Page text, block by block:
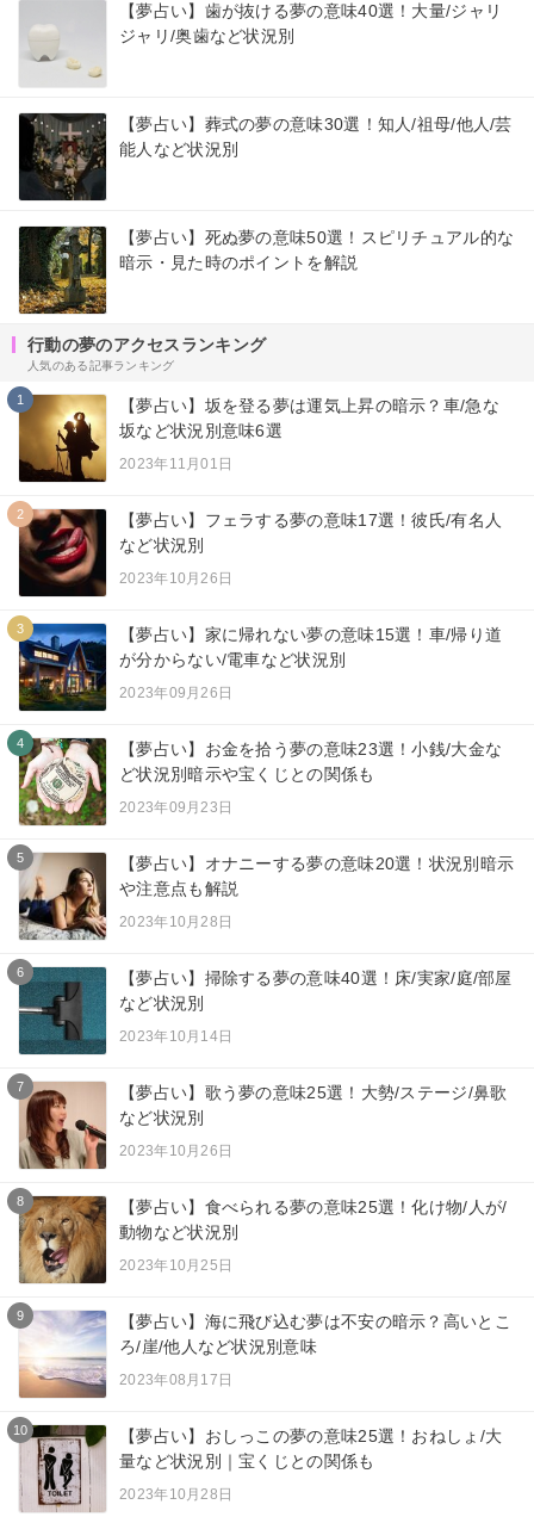
【夢占い】歯が抜ける夢の意味40選！大量/ジャリ
ジャリ/奥歯など状況別
【夢占い】葬式の夢の意味30選！知人/祖母/他人/芸
能人など状況別
【夢占い】死ぬ夢の意味50選！スピリチュアル的な
暗示・見た時のポイントを解説
行動の夢のアクセスランキング
人気のある記事ランキング
1
【夢占い】坂を登る夢は運気上昇の暗示？車/急な
坂など状況別意味6選
2023年11月01日
2
【夢占い】フェラする夢の意味17選！彼氏/有名人
など状況別
2023年10月26日
3
【夢占い】家に帰れない夢の意味15選！車/帰り道
が分からない/電車など状況別
2023年09月26日
4
【夢占い】お金を拾う夢の意味23選！小銭/大金な
ど状況別暗示や宝くじとの関係も
2023年09月23日
5
【夢占い】オナニーする夢の意味20選！状況別暗示
や注意点も解説
2023年10月28日
6
【夢占い】掃除する夢の意味40選！床/実家/庭/部屋
など状況別
2023年10月14日
7
【夢占い】歌う夢の意味25選！大勢/ステージ/鼻歌
など状況別
2023年10月26日
8
【夢占い】食べられる夢の意味25選！化け物/人が/
動物など状況別
2023年10月25日
9
【夢占い】海に飛び込む夢は不安の暗示？高いとこ
ろ/崖/他人など状況別意味
2023年08月17日
10
【夢占い】おしっこの夢の意味25選！おねしょ/大
量など状況別｜宝くじとの関係も
2023年10月28日